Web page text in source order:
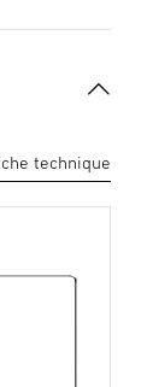
technique